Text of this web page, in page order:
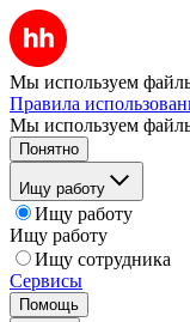
Мы используем
Правила
Мы используем
Понятно
Ищу работу
Ищу работу
Ищу работу
Ищу сотрудника
Сервисы
Помощь